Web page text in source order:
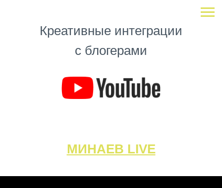
Креативные интеграции
с блогерами
МИНАЕВ LIVE